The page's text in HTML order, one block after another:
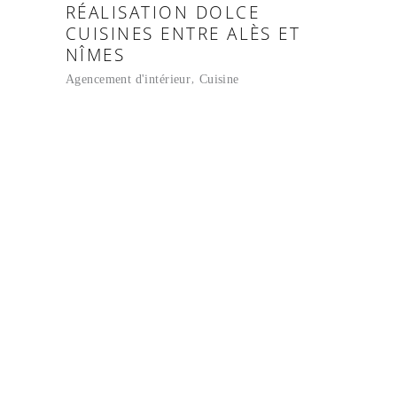
RÉALISATION DOLCE
CUISINES ENTRE ALÈS ET
NÎMES
Agencement d'intérieur Cuisine